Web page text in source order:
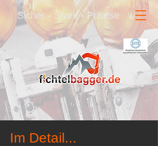
Sicher - Stark - Präzise
Im Detail...